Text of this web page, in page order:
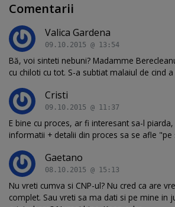
Comentarii
Valica Gardena
09.10.2015 @ 13:54
Bă, voi sinteti nebuni? Madamme
cu chiloti cu tot. S-a subtiat malaiul de cind
Cristi
09.10.2015 @ 11:37
E bine cu proces, ar fi interesant sa-l
informatii + detalii din proces sa se afle "pe
Gaetano
08.10.2015 @ 15:13
Nu vreti cumva si CNP-ul? Nu cred ca are
complet. Sau vreti sa ma dati si pe mine in